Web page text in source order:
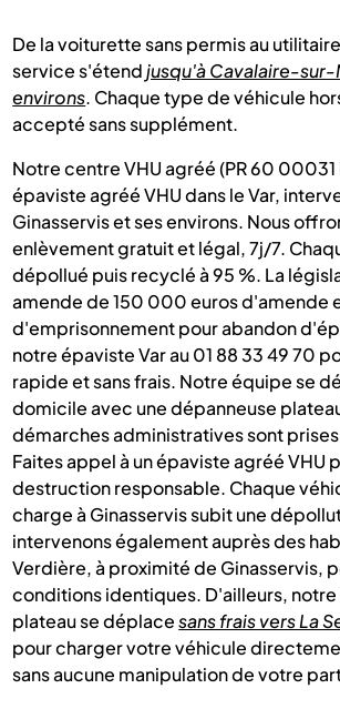
De la voiturette sans permis au
service s'étendjusqu'à Cavalaire-sur-
environs. Chaque type de véhicule
accepté sans supplément.
Notre centre VHU agréé (PR 60 00031
épaviste agréé VHU dans le Var,
Ginasservis et ses environs. Nous
enlèvement gratuit et légal, 7j/7.
dépollué puis recyclé à 95 %. La
amende de 150 000 euros d'amende
d'emprisonnement pour abandon
notre épaviste Var au 01 88 33 49 70
rapide et sans frais. Notre équipe se
domicile avec une dépanneuse
démarches administratives sont
Faites appel à un épaviste agréé VHU
destruction responsable. Chaque
charge à Ginasservis subit une
intervenons également auprès des
Verdière, à proximité de Ginasservis,
conditions identiques. D'ailleurs,
plateau se déplacesans frais vers La
pour charger votre véhicule
sans aucune manipulation de votre